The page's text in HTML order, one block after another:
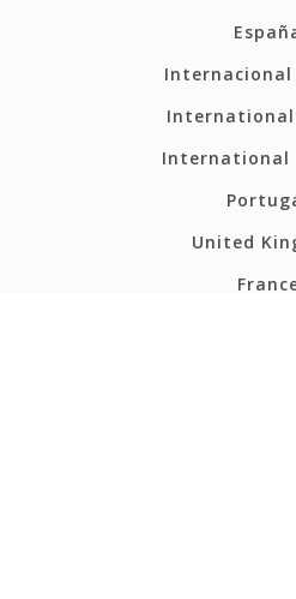
Internacional
International
International
United